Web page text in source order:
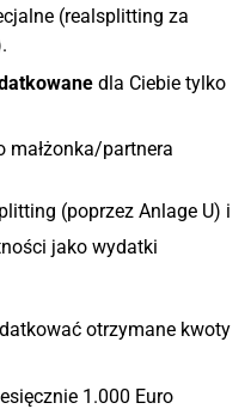
(realsplitting za
dla Ciebie tylko
małżonka/partnera
(poprzez Anlage U) i
jako wydatki
otrzymane kwoty
1.000 Euro